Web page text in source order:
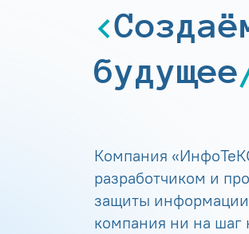
будущее
Компания
разработчиком и
защиты
компания ни на шаг